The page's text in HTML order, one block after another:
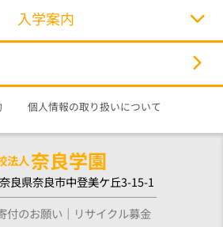
入学案内
個人情報の取り扱いについて
法人奈良学園
良県奈良市中登美ケ丘3-15-1
付のお願い リサイクル募金